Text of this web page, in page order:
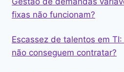
fixas não funcionam?
Escassez de talentos em
não conseguem contratar?